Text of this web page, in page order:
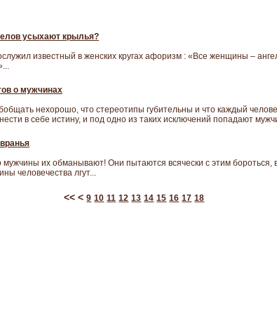
усыхают крылья?
известный в женских кругах афоризм : «Все женщины –
о мужчинах
нехорошо, что стереотипы губительны и что каждый
в себе истину, и под одно из таких исключений попадают
их обманывают! Они пытаются всячески с этим бороться,
человечества лгут...
<<<9 10 11 12 13 14 15 16 17 18